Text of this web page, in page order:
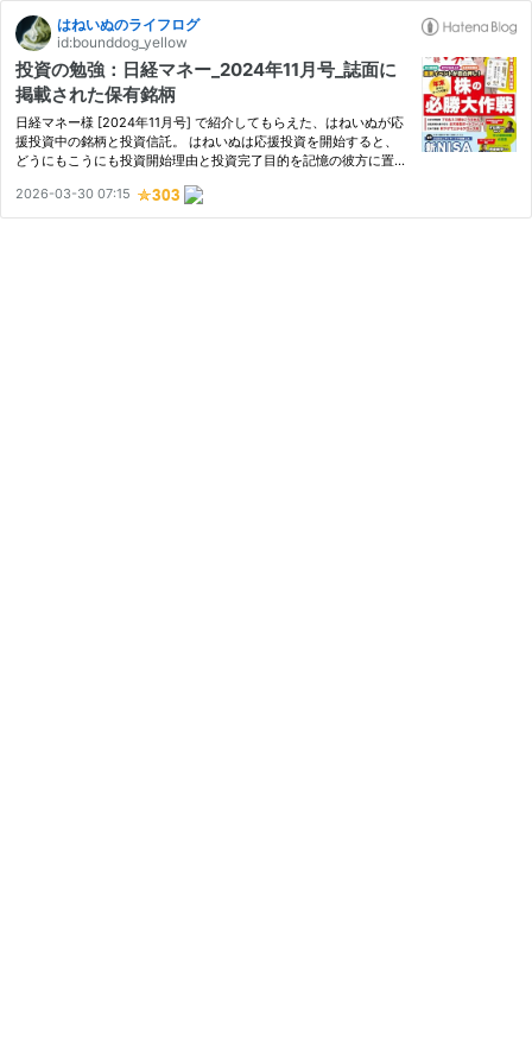
はねいぬのライフログ
id:bounddog_yellow
投資の勉強：日経マネー_2024年11月号_誌面に
掲載された保有銘柄
日経マネー様 [2024年11月号] で紹介してもらえた、はねいぬが応
援投資中の銘柄と投資信託。 はねいぬは応援投資を開始すると、
どうにもこうにも投資開始理由と投資完了目的を記憶の彼方に置き
近は配当金と配当利回りする放置するから、情報誌でピックアッ
プ…
2026-03-30 07:15